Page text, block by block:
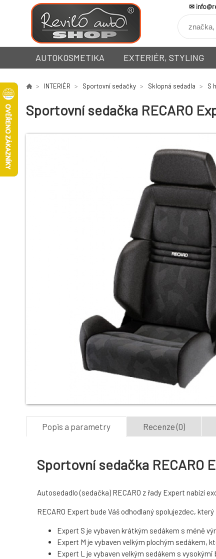
AUTOKOSMETIKA EXTERIÉR, STYLING
INTERIÉR Sportovní sedačky Sklopná sedadla S
Sportovní sedačka RECARO
Popis a parametry Recenze (0)
Sportovní sedačka
Autosedadlo (sedačka) RECARO z řady Expert nabízí
RECARO Expert bude Váš odhodlaný spolujezdec,
Expert S je vybaven krátkým sedákem s méně
Expert M je vybaven velkým plochým sedákem,
Expert L je vybaven velkým sedákem s